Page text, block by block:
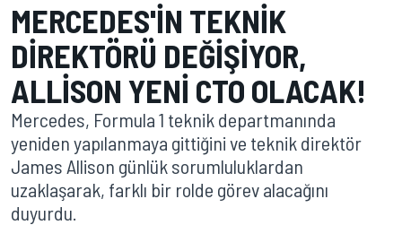
MERCEDES'IN TEKNIK
DIREKTÖRÜ DEĞIŞIYOR,
ALLISON YENI CTO OLACAK!
Mercedes, Formula 1 teknik departmanında
yeniden yapılanmaya gittiğini ve teknik direktör
James Allison günlük sorumluluklardan
uzaklaşarak, farklı bir rolde görev alacağını
duyurdu.